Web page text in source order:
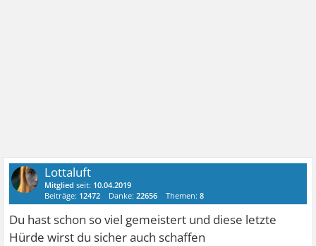
Lottaluft
Mitglied seit: 10.04.2019
Beiträge: 12472 Danke:22656 Themen:8
Du hast schon so viel gemeistert und diese letzte
Hürde wirst du sicher auch schaffen